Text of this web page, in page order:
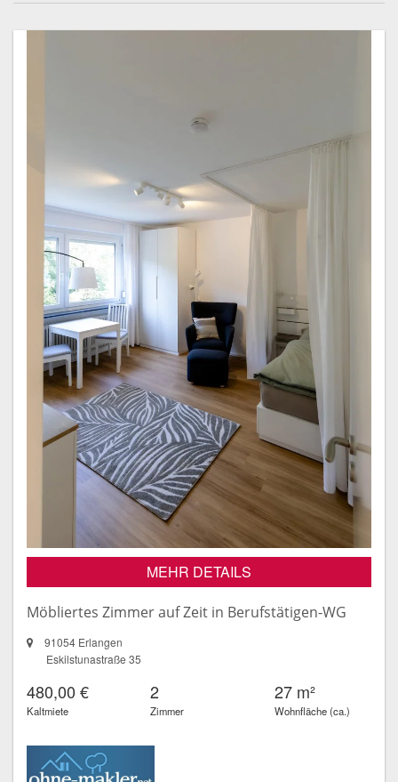
MEHR DETAILS
Möbliertes Zimmer auf Zeit in Berufstätigen-WG
91054 Erlangen
Eskilstunastraße 35
480,00 €
Kaltmiete
2
Zimmer
27 m²
Wohnfläche (ca.)